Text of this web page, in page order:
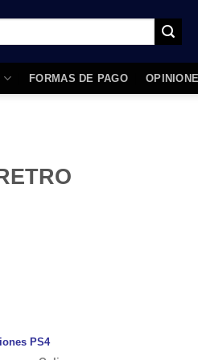
FORMAS DE PAGO
PS4